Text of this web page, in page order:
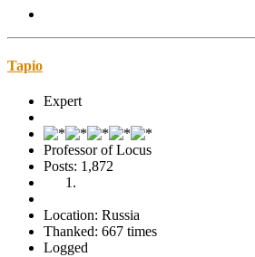
Tapio
Expert
Professor of Locus
Posts: 1,872
Location: Russia
Thanked: 667 times
Logged